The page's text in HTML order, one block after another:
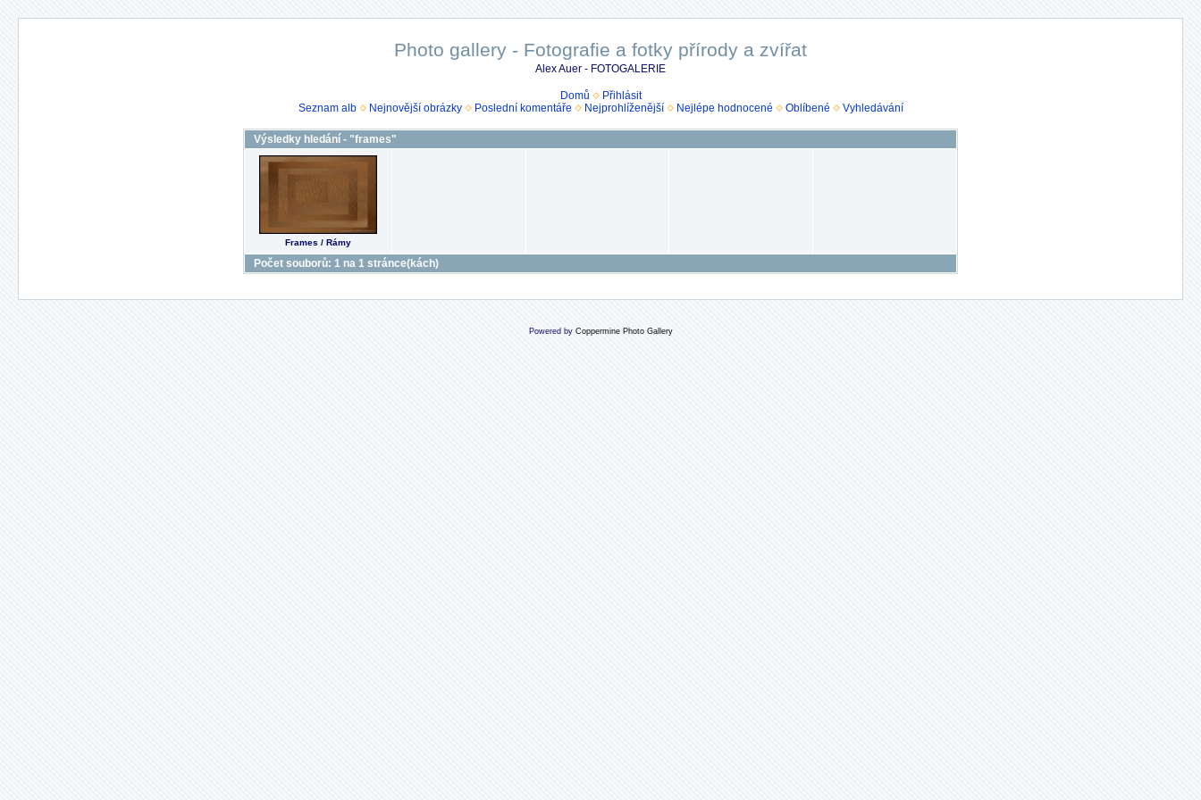
Photo gallery - Fotografie a fotky přírody a zvířat
Alex Auer - FOTOGALERIE
Domů
Přihlásit
Seznam alb
Nejnovější obrázky Poslední komentáře Nejprohlíženější Nejlépe hodnocené Oblíbené Vyhledávání
Výsledky hledání - "frames"
Frames / Rámy
Počet souborů: 1 na 1 stránce(kách)
Powered by Coppermine Photo Gallery